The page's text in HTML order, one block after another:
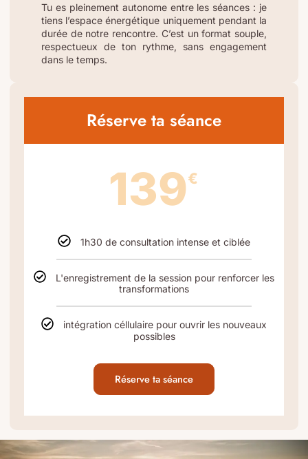
Tu es pleinement autonome entre les séances : je
tiens l’espace énergétique uniquement pendant la
durée de notre rencontre. C’est un format souple,
respectueux de ton rythme, sans engagement
dans le temps.
Réserve ta séance
139€
1h30 de consultation intense et ciblée
L'enregistrement de la session pour renforcer les
transformations
intégration céllulaire pour ouvrir les nouveaux
possibles
Réserve ta séance